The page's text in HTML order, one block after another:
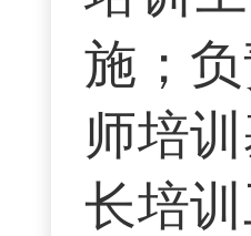
施；
师培
长培